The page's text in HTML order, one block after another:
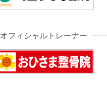
オフィシャルトレーナー